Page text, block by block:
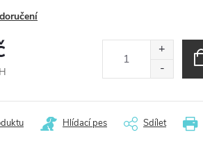
Hlídací pes Sdílet